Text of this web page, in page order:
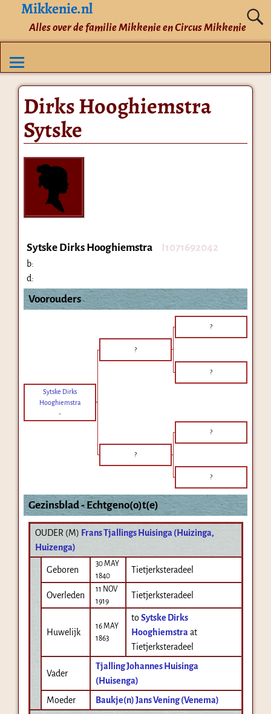
Mikkenie.nl
Alles over de familie Mikkenie en Circus Mikkenie
Dirks Hooghiemstra
Sytske
Sytske Dirks Hooghiemstra I1071692042
b:
d:
Voorouders
?
?
?
Sytske Dirks
Hooghiemstra
-
?
?
?
Gezinsblad - Echtgeno(o)t(e)
OUDER (M) Frans Tjallings Huisinga (Huizinga,
Huizenga)
Geboren
30 MAY
1840
Tietjerksteradeel
Overleden
11 NOV
1919
Tietjerksteradeel
Huwelijk
16 MAY
1863
toSytske Dirks
Hooghiemstra at
Tietjerksteradeel
Vader
Tjalling Johannes Huisinga
(Huisenga)
Moeder
Baukje(n) Jans Vening (Venema)